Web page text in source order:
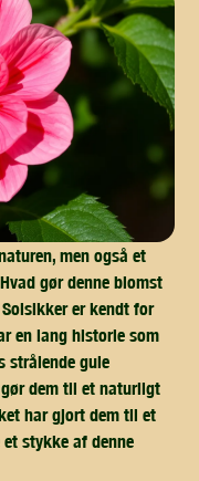
men også et
gør denne blomst
er kendt for
en lang historie som
strålende gule
dem til et naturligt
har gjort dem til et
stykke af denne